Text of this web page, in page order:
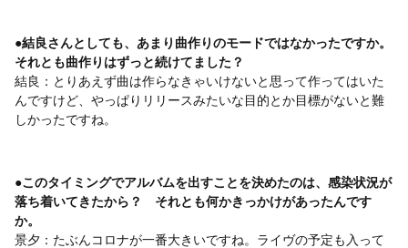
●結良さんとしても、あまり曲作りのモードではなかったですか。
それとも曲作りはずっと続けてました？
結良：とりあえず曲は作らなきゃいけないと思って作ってはいた
んですけど、やっぱりリリースみたいな目的とか目標がないと難
しかったですね。
●このタイミングでアルバムを出すことを決めたのは、感染状況が
落ち着いてきたから？ それとも何かきっかけがあったんです
か。
景夕：たぶんコロナが一番大きいですね。ライヴの予定も入って